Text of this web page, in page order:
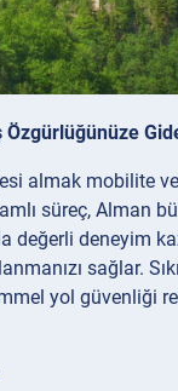
almak mobilite ve
süreç, Alman
değerli deneyim
sağlar.
yol güvenliği